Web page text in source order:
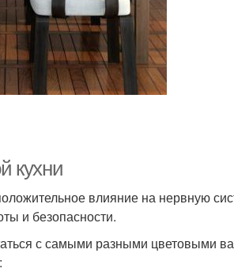
кухни
влияние на нервную
и безопасности.
с самыми разными цветовыми